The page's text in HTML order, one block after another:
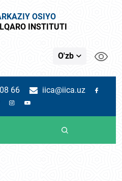
OSIYO
INSTITUTI
O'zb
66 iica@iica.uz